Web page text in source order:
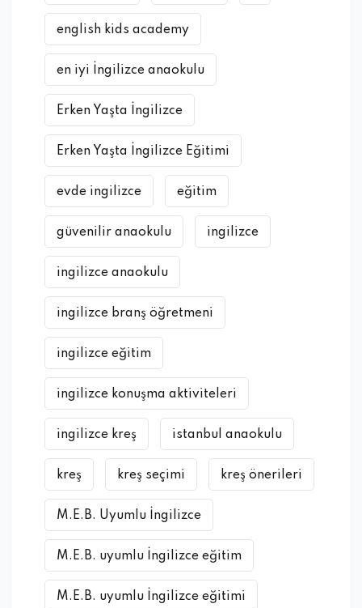
english kids academy
en iyi İngilizce anaokulu
Erken Yaşta İngilizce
Erken Yaşta İngilizce Eğitimi
evde ingilizce eğitim
güvenilir anaokulu ingilizce
ingilizce anaokulu
ingilizce branş öğretmeni
ingilizce eğitim
ingilizce konuşma aktiviteleri
ingilizce kreş istanbul anaokulu
kreş kreş seçimi kreş önerileri
M.E.B. Uyumlu İngilizce
M.E.B. uyumlu İngilizce eğitim
M.E.B. uyumlu İngilizce eğitimi